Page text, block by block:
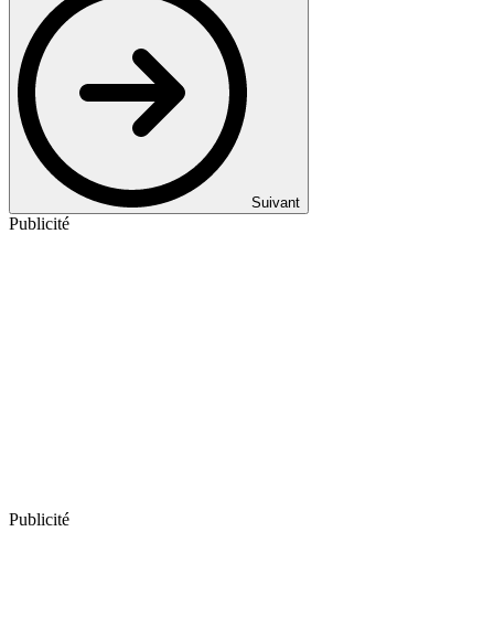
Suivant
Publicité
Publicité